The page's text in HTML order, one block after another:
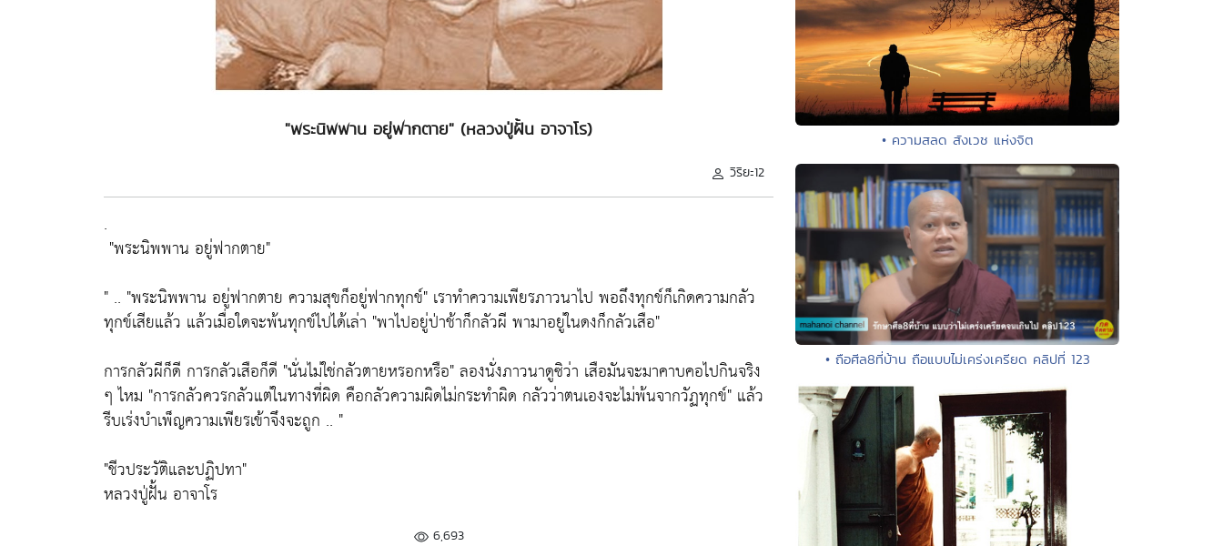
"พระนิพพาน อยู่ฟากตาย" (หลวงปู่ฝั้น อาจาโร)
วิริยะ12
.
"พระนิพพาน อยู่ฟากตาย"
" .. "พระนิพพาน อยู่ฟากตาย ความสุขก็อยู่ฟากทุกข์" เราทำความเพียรภาวนาไป พอถึงทุกข์ก็เกิดความกลัว
ทุกข์เสียแล้ว แล้วเมื่อใดจะพ้นทุกข์ไปได้เล่า "พาไปอยู่ป่าช้าก็กลัวผี พามาอยู่ในดงก็กลัวเสือ"
การกลัวผีก็ดี การกลัวเสือก็ดี "นั่นไม่ใช่กลัวตายหรอกหรือ"ลองนั่งภาวนาดูซิว่า เสือมันจะมาคาบคอไปกินจริง
ๆ ไหม "การกลัวควรกลัวแต่ในทางที่ผิด คือกลัวความผิดไม่กระทำผิด กลัวว่าตนเองจะไม่พ้นจากวัฏทุกข์" แล้ว
รีบเร่งบำเพ็ญความเพียรเข้าจึงจะถูก .. "
"ชีวประวัติและปฏิปทา"
หลวงปู่ฝั้น อาจาโร
6,693
• ความสลด สังเวช แห่งจิต
• ถือศีล8ที่บ้าน ถือแบบไม่เคร่งเครียด คลิปที่ 123